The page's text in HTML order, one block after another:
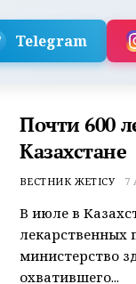
Telegram
Почти 600
Казахстане
ВЕСТНИК ЖЕТІСУ 7
В июле в
лекарственных
министерство
охватившего...